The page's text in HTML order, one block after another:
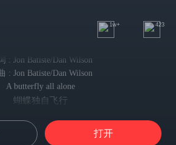
1w+ 423
: Jon Batiste/Dan Wilson
: Jon Batiste/Dan Wilson
A butterfly all alone
蝴蝶独自飞行
你是否能独自高飞呢?
place in the world today打开